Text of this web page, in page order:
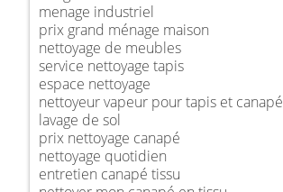
menage industriel
prix grand ménage maison
nettoyage de meubles
service nettoyage tapis
espace nettoyage
nettoyeur vapeur pour tapis et canapé
lavage de sol
prix nettoyage canapé
nettoyage quotidien
entretien canapé tissu